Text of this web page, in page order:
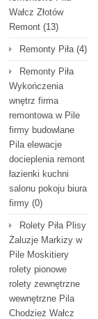
Wałcz Złotów
Remont (13)
Remonty Piła(4)
Remonty Piła
Wykończenia
wnętrz firma
remontowa w Pile
firmy budowlane
Pila elewacje
docieplenia remont
łazienki kuchni
salonu pokoju biura
firmy (0)
Rolety Piła Plisy
Żaluzje Markizy w
Pile Moskitiery
rolety pionowe
rolety zewnętrzne
wewnętrzne Pila
Chodzież Wałcz